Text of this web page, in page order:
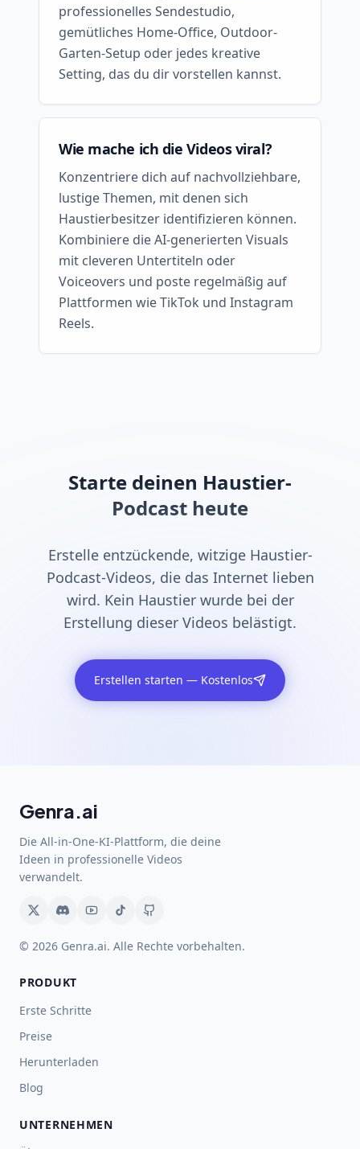
professionelles Sendestudio,
gemütliches Home-Office, Outdoor-
Garten-Setup oder jedes kreative
Setting, das du dir vorstellen kannst.
Wie mache ich die Videos viral?
Konzentriere dich auf nachvollziehbare,
lustige Themen, mit denen sich
Haustierbesitzer identifizieren können.
Kombiniere die AI-generierten Visuals
mit cleveren Untertiteln oder
Voiceovers und poste regelmäßig auf
Plattformen wie TikTok und Instagram
Reels.
Starte deinen Haustier-
Podcast heute
Erstelle entzückende, witzige Haustier-
Podcast-Videos, die das Internet lieben
wird. Kein Haustier wurde bei der
Erstellung dieser Videos belästigt.
Erstellen starten — Kostenlos
Genra.ai
Die All-in-One-KI-Plattform, die deine
Ideen in professionelle Videos
verwandelt.
© 2026 Genra.ai. Alle Rechte vorbehalten.
PRODUKT
Erste Schritte
Preise
Herunterladen
Blog
UNTERNEHMEN